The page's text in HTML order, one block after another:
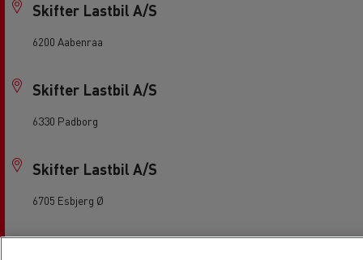
Skifter Lastbil A/S
6200 Aabenraa
Skifter Lastbil A/S
6330 Padborg
Skifter Lastbil A/S
6705 Esbjerg Ø